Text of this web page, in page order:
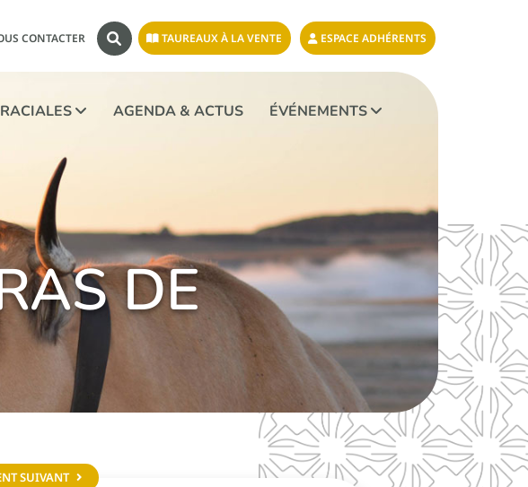
CONTACTER TAUREAUX À LA VENTE ESPACE ADHÉRENTS
AGENDA & ACTUS ÉVÉNEMENTS
DE
SUIVANT